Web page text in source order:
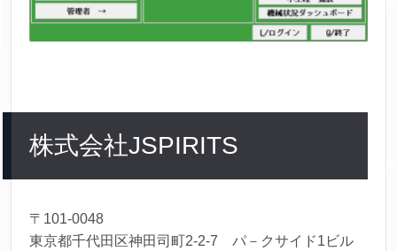
株式会社JSPIRITS
〒101-0048
東京都千代田区神田司町2-2-7 パ－クサイド1ビル